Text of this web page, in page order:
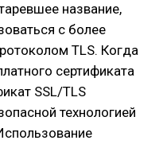
название,
с более
TLS. Когда
сертификата
SSL/TLS
технологией